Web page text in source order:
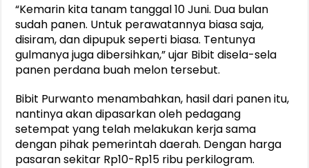
“Kemarin kita tanam tanggal 10 Juni. Dua bulan
sudah panen. Untuk perawatannya biasa saja,
disiram, dan dipupuk seperti biasa. Tentunya
gulmanya juga dibersihkan,” ujar Bibit disela-sela
panen perdana buah melon tersebut.
Bibit Purwanto menambahkan, hasil dari panen itu,
nantinya akan dipasarkan oleh pedagang
setempat yang telah melakukan kerja sama
dengan pihak pemerintah daerah. Dengan harga
pasaran sekitar Rp10-Rp15 ribu perkilogram.